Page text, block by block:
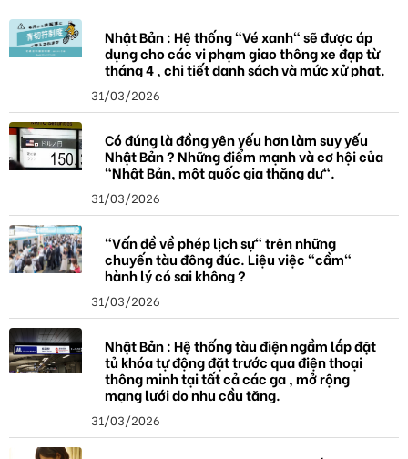
a
Nhật Bản : Hệ thống "Vé xanh" sẽ được áp
dụng cho các vi phạm giao thông xe đạp từ
tháng 4 , chi tiết danh sách và mức xử phạt.
31/03/2026
Có đúng là đồng yên yếu hơn làm suy yếu
Nhật Bản ? Những điểm mạnh và cơ hội của
"Nhật Bản, một quốc gia thặng dư".
31/03/2026
"Vấn đề về phép lịch sự" trên những
chuyến tàu đông đúc. Liệu việc "cầm"
hành lý có sai không ?
31/03/2026
Nhật Bản : Hệ thống tàu điện ngầm lắp đặt
tủ khóa tự động đặt trước qua điện thoại
thông minh tại tất cả các ga , mở rộng
mạng lưới do nhu cầu tăng.
31/03/2026